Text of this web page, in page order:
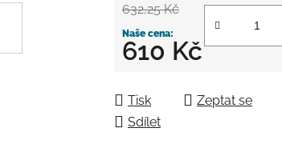
632,25 Kč
610 Kč
Tisk Zeptat se
Sdílet